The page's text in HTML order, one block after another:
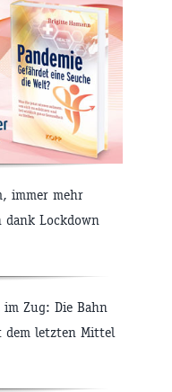
immer mehr
dank Lockdown
im Zug: Die Bahn
dem letzten Mittel